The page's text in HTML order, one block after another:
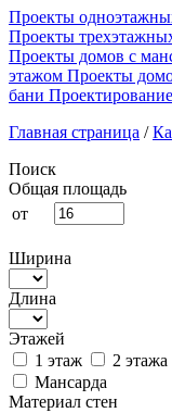
Проекты
Проекты
Проекты домов с
этажом Проекты
бани
Главная страница /
Поиск
Общая площадь
от
Ширина
Длина
Этажей
1 этаж
2 этажа
Мансарда
Материал стен